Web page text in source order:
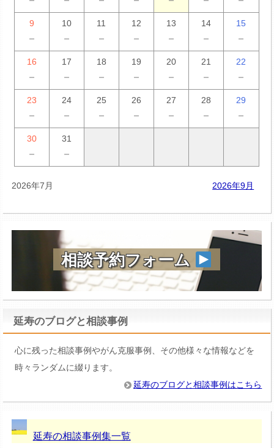
9
－
10
－
11
－
12
－
13
－
14
－
15
－
16
－
17
－
18
－
19
－
20
－
21
－
22
－
23
－
24
－
25
－
26
－
27
－
28
－
29
－
30
－
31
－
2026年7月 2026年9月
相談予約フォーム
延寿のブログと相談事例
心に残った相談事例やがん克服事例、その他様々な情報などを
時々ランダムに綴ります。
延寿のブログと相談事例はこちら
延寿の相談事例集一覧